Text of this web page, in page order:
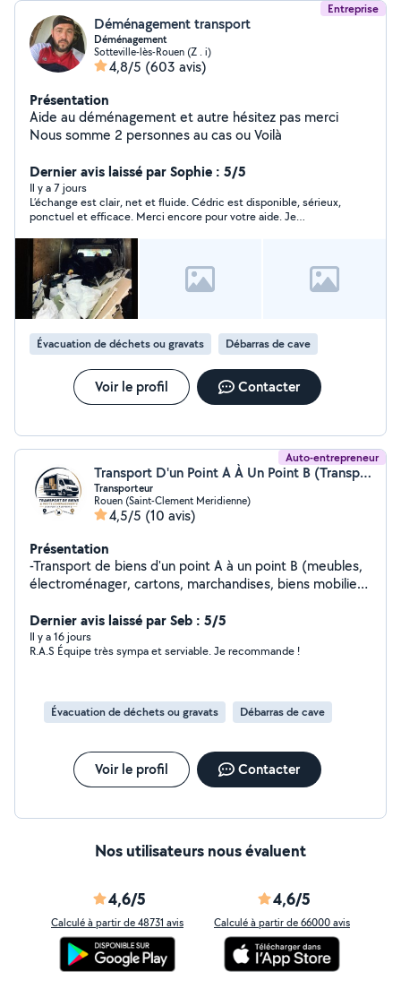
Entreprise
Déménagement transport
Déménagement
Sotteville-lès-Rouen (Z . i)
4,8/5 (603 avis)
Présentation
Aide au déménagement et autre hésitez pas merci
Nous somme 2 personnes au cas ou Voilà
Dernier avis laissé par Sophie : 5/5
Il y a 7 jours
L’échange est clair, net et fluide. Cédric est disponible, sérieux,
ponctuel et efficace. Merci encore pour votre aide. Je
Évacuation de déchets ou gravats Débarras de cave
Voir le profil Contacter
Auto-entrepreneur
Transport D'un Point A À Un Point B (Transport d'un point A à un point B)
Transporteur
Rouen (Saint-Clement Meridienne)
4,5/5 (10 avis)
Présentation
-Transport de biens d'un point A à un point B (meubles,
électroménager, cartons, marchandises, biens mobiliers
- Petits déménagements - Débarras d'encombrants
DISPONIBLE 7j/7
Dernier avis laissé par Seb : 5/5
Il y a 16 jours
R.A.S Équipe très sympa et serviable. Je recommande !
Évacuation de déchets ou gravats Débarras de cave
Voir le profil Contacter
Nos utilisateurs nous évaluent
4,6/5
Calculé à partir de 48731 avis
4,6/5
Calculé à partir de 66000 avis